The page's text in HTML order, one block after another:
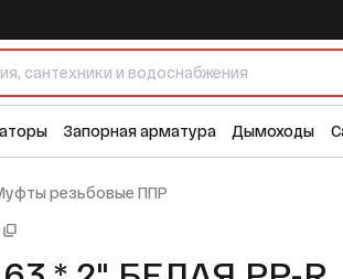
Запорная арматура Дымоходы
резьбовые ППР
1